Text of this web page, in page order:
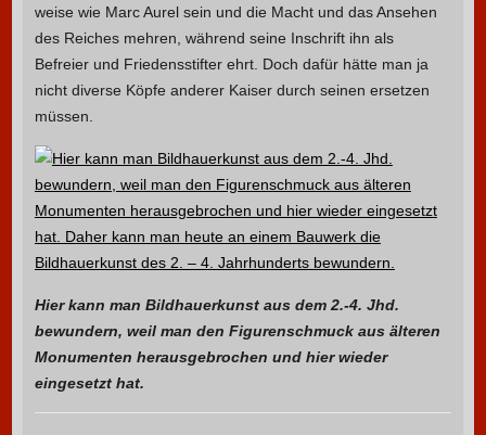
weise wie Marc Aurel sein und die Macht und das Ansehen
des Reiches mehren, während seine Inschrift ihn als
Befreier und Friedensstifter ehrt. Doch dafür hätte man ja
nicht diverse Köpfe anderer Kaiser durch seinen ersetzen
müssen.
Hier kann man Bildhauerkunst aus dem 2.-4. Jhd.
bewundern, weil man den Figurenschmuck aus älteren
Monumenten herausgebrochen und hier wieder
eingesetzt hat.